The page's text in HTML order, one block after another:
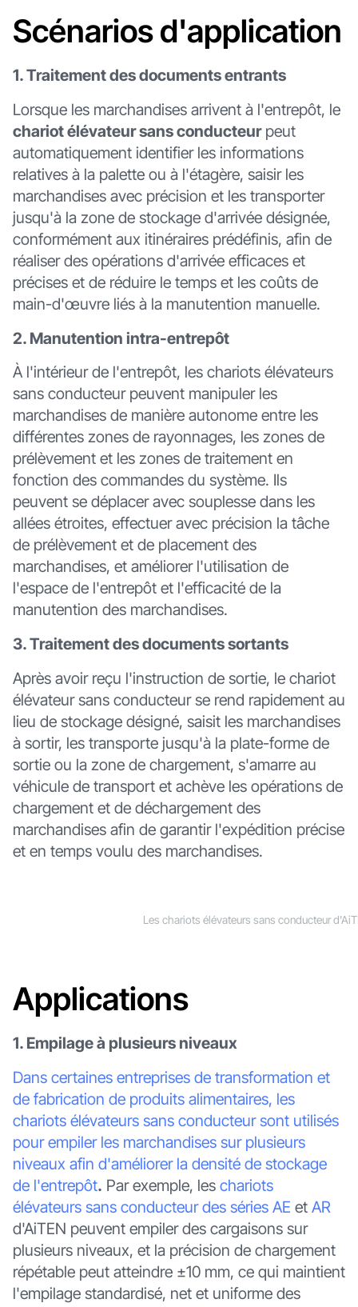
Scénarios d'application
1. Traitement des documents entrants
Lorsque les marchandises arrivent à l'entrepôt, le
chariot élévateur sans conducteurpeut
automatiquement identifier les informations
relatives à la palette ou à l'étagère, saisir les
marchandises avec précision et les transporter
jusqu'à la zone de stockage d'arrivée désignée,
conformément aux itinéraires prédéfinis, afin de
réaliser des opérations d'arrivée efficaces et
précises et de réduire le temps et les coûts de
main-d'œuvre liés à la manutention manuelle.
2. Manutention intra-entrepôt
À l'intérieur de l'entrepôt, les chariots élévateurs
sans conducteur peuvent manipuler les
marchandises de manière autonome entre les
différentes zones de rayonnages, les zones de
prélèvement et les zones de traitement en
fonction des commandes du système. Ils
peuvent se déplacer avec souplesse dans les
allées étroites, effectuer avec précision la tâche
de prélèvement et de placement des
marchandises, et améliorer l'utilisation de
l'espace de l'entrepôt et l'efficacité de la
manutention des marchandises.
3. Traitement des documents sortants
Après avoir reçu l'instruction de sortie, le chariot
élévateur sans conducteur se rend rapidement au
lieu de stockage désigné, saisit les marchandises
à sortir, les transporte jusqu'à la plate-forme de
sortie ou la zone de chargement, s'amarre au
véhicule de transport et achève les opérations de
chargement et de déchargement des
marchandises afin de garantir l'expédition précise
et en temps voulu des marchandises.
Les chariots élévateurs sans conducteur
Applications
1. Empilage à plusieurs niveaux
Dans certaines entreprises de transformation et
de fabrication de produits alimentaires, les
chariots élévateurs sans conducteur sont utilisés
pour empiler les marchandises sur plusieurs
niveaux afin d'améliorer la densité de stockage
de l'entrepôt. Par exemple, les chariots
élévateurs sans conducteur des séries AE et AR
d'AiTEN peuvent empiler des cargaisons sur
plusieurs niveaux, et la précision de chargement
répétable peut atteindre ±10 mm, ce qui maintient
l'empilage standardisé, net et uniforme des